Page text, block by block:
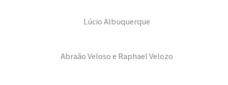
Lúcio Albuquerque
Abraão Veloso e Raphael Velozo